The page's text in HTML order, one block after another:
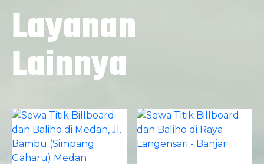
Layanan
Lainnya